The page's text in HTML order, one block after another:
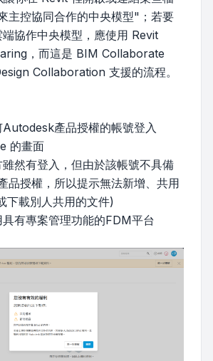
主控協同合作的中央模型"；若要
協作中央模型，應使用 Revit
，而這是 BIM Collaborate
Collaboration 支援的流程。
產品授權的帳號登入
的畫面
然有登入，但由於該帳號不具備
品授權，所以提示無法新增、共用
下載別人共用的文件)
有專案管理功能的FDM平台